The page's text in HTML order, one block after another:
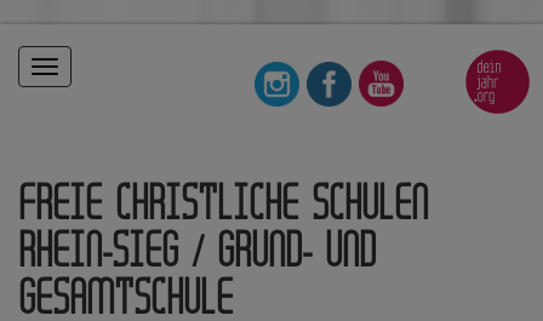
Toggle
navigation
FREIE CHRISTLICHE SCHULEN
RHEIN-SIEG / GRUND- UND
GESAMTSCHULE